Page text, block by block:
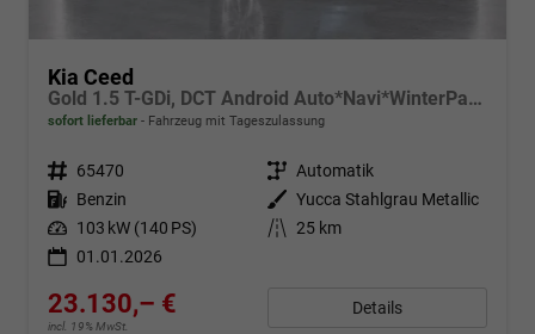
Kia Ceed
Gold 1.5 T-GDi, DCT Android Auto*Navi*WinterPak*Klimaauto*16"*Kamera*PrivacyGlas*
sofort lieferbar Fahrzeug mit Tageszulassung
Fahrzeugnr. 65470 Getriebe Automatik
Kraftstoff Benzin Außenfarbe Yucca Stahlgrau Metallic
Leistung 103 kW (140 PS) Kilometerstand 25 km
01.01.2026
23.130,– €
incl. 19% MwSt.
Details